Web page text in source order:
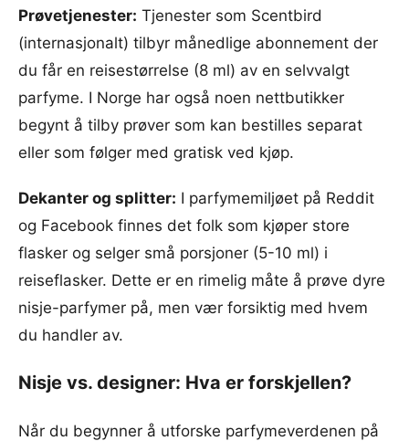
Prøvetjenester: Tjenester som Scentbird
(internasjonalt) tilbyr månedlige abonnement der
du får en reisestørrelse (8 ml) av en selvvalgt
parfyme. I Norge har også noen nettbutikker
begynt å tilby prøver som kan bestilles separat
eller som følger med gratisk ved kjøp.
Dekanter og splitter: I parfymemiljøet på Reddit
og Facebook finnes det folk som kjøper store
flasker og selger små porsjoner (5-10 ml) i
reiseflasker. Dette er en rimelig måte å prøve dyre
nisje-parfymer på, men vær forsiktig med hvem
du handler av.
Nisje vs. designer: Hva er forskjellen?
Når du begynner å utforske parfymeverdenen på